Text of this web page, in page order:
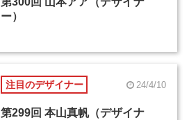
ー）
注目のデザイナー 24/4/10
第299回 本山真帆（デザイナ